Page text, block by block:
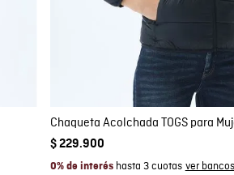
Compra rápida
AGREGAR AL CARRITO
Chaqueta Acolchada TOGS para
$ 229.900
0% de interéshasta 3 cuotas